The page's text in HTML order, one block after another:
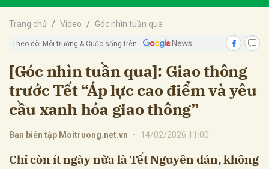
Trang chủ Video Góc nhìn tuần qua
Theo dõi Môi trường & Cuộc sống trên
[Góc nhìn tuần qua]: Giao thông
trước Tết “Áp lực cao điểm và yêu
cầu xanh hóa giao thông”
Ban biên tập Moitruong.net.vn • 14/02/2026 11:00
Chỉ còn ít ngày nữa là Tết Nguyên đán, không
Hủy